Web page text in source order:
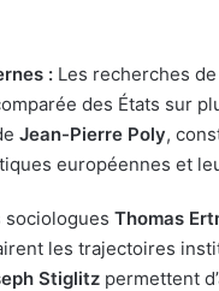
: Les recherches de
des États sur
Jean-Pierre Poly,
européennes et
sociologues Thomas
les trajectoires
Stiglitz permettent